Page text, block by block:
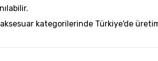
kategorilerinde Türkiye'de